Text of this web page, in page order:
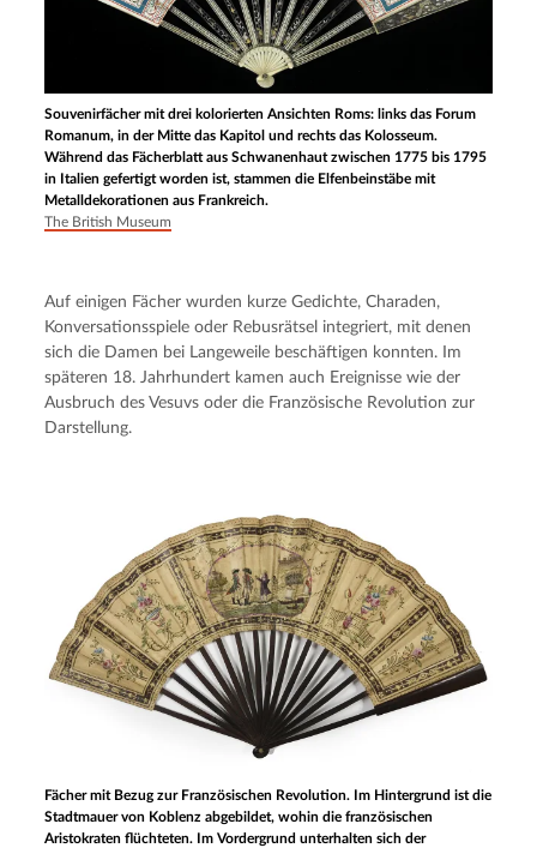
Souvenirfächer mit drei kolorierten Ansichten Roms: links das Forum
Romanum, in der Mitte das Kapitol und rechts das Kolosseum.
Während das Fächerblatt aus Schwanenhaut zwischen 1775 bis 1795
in Italien gefertigt worden ist, stammen die Elfenbeinstäbe mit
Metalldekorationen aus Frankreich.
The British Museum
Auf einigen Fächer wurden kurze Gedichte, Charaden,
Konversationsspiele oder Rebusrätsel integriert, mit denen
sich die Damen bei Langeweile beschäftigen konnten. Im
späteren 18. Jahrhundert kamen auch Ereignisse wie der
Ausbruch des Vesuvs oder die Französische Revolution zur
Darstellung.
Fächer mit Bezug zur Französischen Revolution. Im Hintergrund ist die
Stadtmauer von Koblenz abgebildet, wohin die französischen
Aristokraten flüchteten. Im Vordergrund unterhalten sich der